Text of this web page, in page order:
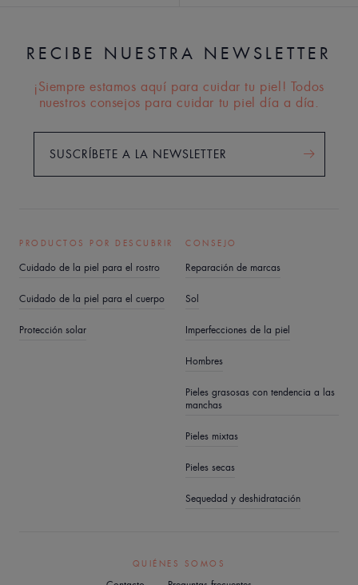
RECIBE NUESTRA NEWSLETTER
¡Siempre estamos aquí para cuidar tu piel! Todos
nuestros consejos para cuidar tu piel día a día.
SUSCRÍBETE A LA NEWSLETTER
PRODUCTOS POR DESCUBRIR
Cuidado de la piel para el rostro
Cuidado de la piel para el cuerpo
Protección solar
CONSEJO
Reparación de marcas
Sol
Imperfecciones de la piel
Hombres
Pieles grasosas con tendencia a las
manchas
Pieles mixtas
Pieles secas
Sequedad y deshidratación
QUIÉNES SOMOS